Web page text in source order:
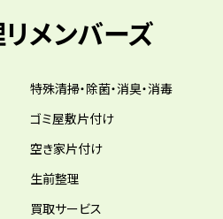
メンバーズ
特殊清掃・除菌・消臭・消毒
ゴミ屋敷片付け
空き家片付け
生前整理
買取サービス